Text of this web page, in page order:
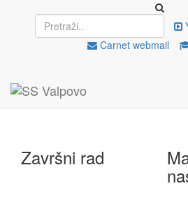
Carnet webmail
Upisi
e-Škole
Završni rad